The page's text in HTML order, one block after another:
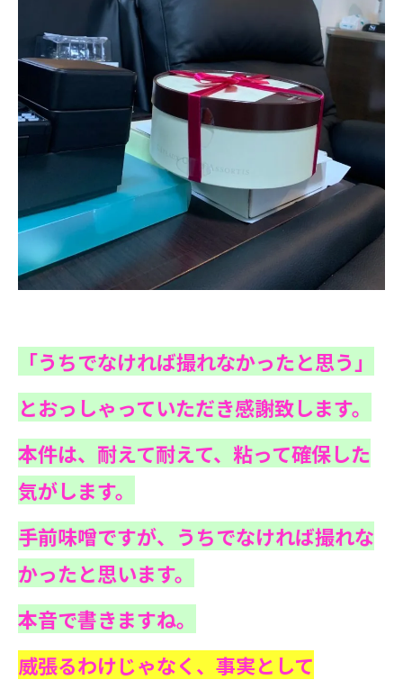
「うちでなければ撮れなかったと思う」
とおっしゃっていただき感謝致します。
本件は、耐えて耐えて、粘って確保した
気がします。
手前味噌ですが、うちでなければ撮れな
かったと思います。
本音で書きますね。
威張るわけじゃなく、事実として